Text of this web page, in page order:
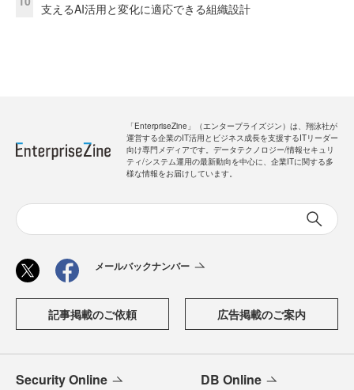
支えるAI活用と変化に適応できる組織設計
「EnterpriseZine」（エンタープライズジン）は、翔泳社が
運営する企業のIT活用とビジネス成長を支援するITリーダー
向け専門メディアです。データテクノロジー/情報セキュリ
ティ/システム運用の最新動向を中心に、企業ITに関する多
様な情報をお届けしています。
メールバックナンバー
記事掲載のご依頼 広告掲載のご案内
Security Online DB Online